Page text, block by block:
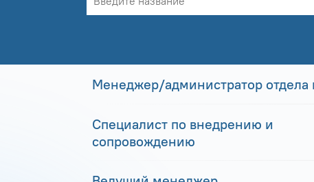
Менеджер/администратор отдела
Специалист по внедрению и
сопровождению